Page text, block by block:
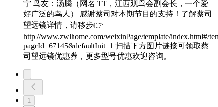
宁 鸟友：汤腾（网名 TT，江西观鸟会副会长，一个爱
好广泛的鸟人） 感谢蔡司对本期节目的支持！了解蔡司
望远镜详情，请移步👉
http://www.zwlhome.com/weixinPage/template/index.html#/
pageId=67145&defaultInit=1 扫描下方图片链接可领取蔡
司望远镜优惠券，更多型号优惠欢迎咨询。
1